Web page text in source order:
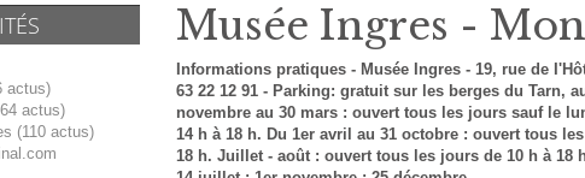
actus)
actus)
(110 actus)
Musée Ingres -
Informations pratiques - Musée Ingres - 19, rue de
63 22 12 91 - Parking: gratuit sur les berges du Tarn,
novembre au 30 mars : ouvert tous les jours sauf le
14 h à 18 h. Du 1er avril au 31 octobre : ouvert tous
18 h. Juillet - août : ouvert tous les jours de 10 h à 18